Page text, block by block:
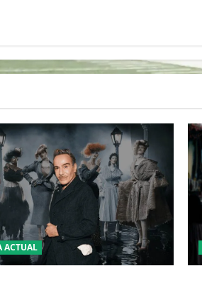
ACTUAL